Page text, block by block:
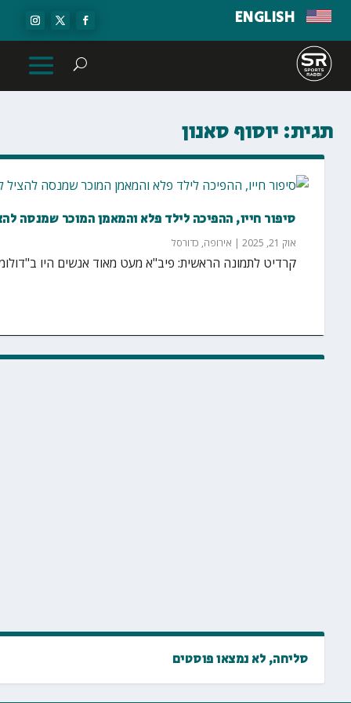
ENGLISH
תגית: יוסוף סאנון
סיפור חייו, ההפיכה לילד פלא והמאמן המוכר שמנסה
אוק 21, 2025 | אירופה, כדורסל
קרדיט לתמונה הראשית: פיב"א מעט מאוד אנשים היו
סליחה, לא נמצאו פוסטים